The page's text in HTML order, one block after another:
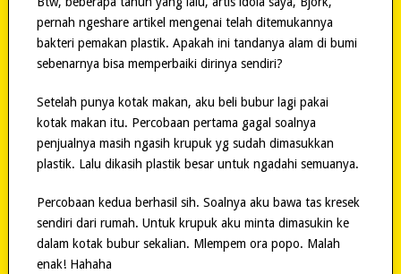
pernah ngeshare artikel mengenai telah ditemukannya
bakteri pemakan plastik. Apakah ini tandanya alam di bumi
sebenarnya bisa memperbaiki dirinya sendiri?
Setelah punya kotak makan, aku beli bubur lagi pakai
kotak makan itu. Percobaan pertama gagal soalnya
penjualnya masih ngasih krupuk yg sudah dimasukkan
plastik. Lalu dikasih plastik besar untuk ngadahi semuanya.
Percobaan kedua berhasil sih. Soalnya aku bawa tas kresek
sendiri dari rumah. Untuk krupuk aku minta dimasukin ke
dalam kotak bubur sekalian. Mlempem ora popo. Malah
enak! Hahaha